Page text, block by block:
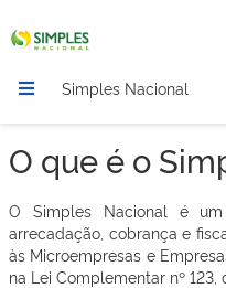
Simples Nacional
O que é o
O Simples Nacional é
arrecadação, cobrança e
às Microempresas e
na Lei Complementar nº